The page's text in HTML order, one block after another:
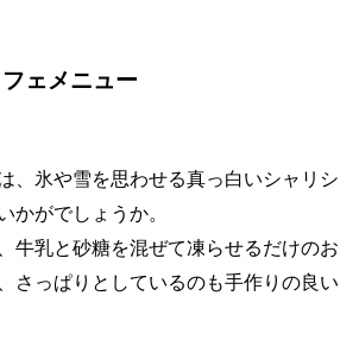
ェメニュー
、氷や雪を思わせる真っ白いシャリシ
かがでしょうか。
牛乳と砂糖を混ぜて凍らせるだけのお
さっぱりとしているのも手作りの良い